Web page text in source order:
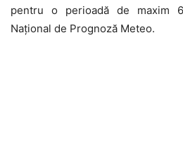
pentru o perioadă de maxim
Național de Prognoză Meteo.